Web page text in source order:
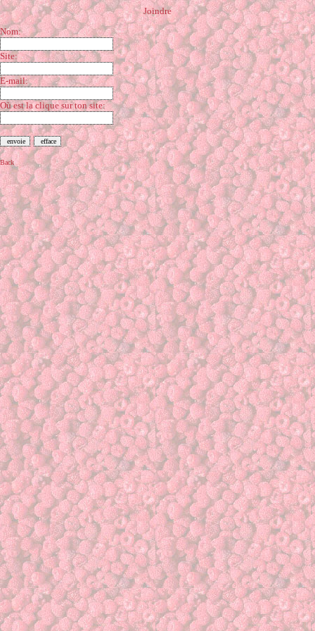
Joindre
Nom:
Site:
E-mail:
Où est la clique sur ton site:
Back